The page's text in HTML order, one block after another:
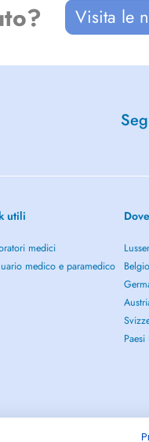
Visita le
utili
medici
medico e paramedico
Belgio
Paesi